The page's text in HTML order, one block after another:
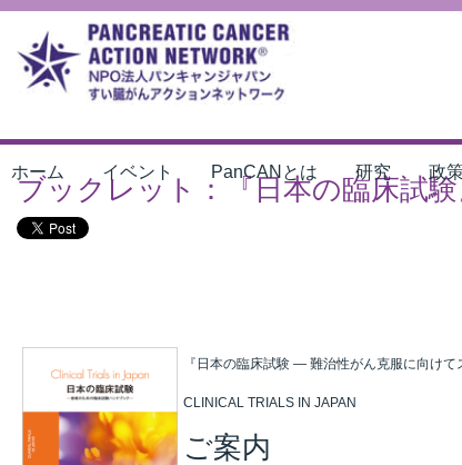
ホーム イベント PanCANとは 研究 政
ブックレット：『日本の臨床試
『日本の臨床試験 ― 難治性がん克服に向け
CLINICAL TRIALS IN JAPAN
ご案内